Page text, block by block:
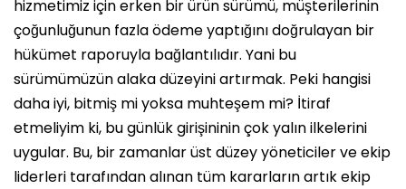
hizmetimiz için erken bir ürün sürümü, müşterilerinin
çoğunluğunun fazla ödeme yaptığını doğrulayan bir
hükümet raporuyla bağlantılıdır. Yani bu
sürümümüzün alaka düzeyini artırmak. Peki hangisi
daha iyi, bitmiş mi yoksa muhteşem mi? İtiraf
etmeliyim ki, bu günlük girişininin çok yalın ilkelerini
uygular. Bu, bir zamanlar üst düzey yöneticiler ve ekip
liderleri tarafından alınan tüm kararların artık ekip